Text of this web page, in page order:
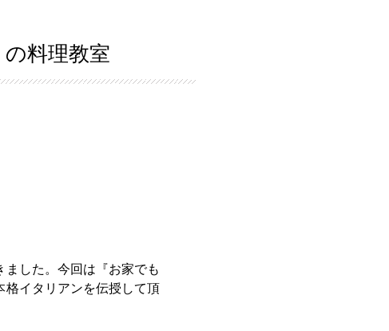
料理教室
した。今回は『お家でも
イタリアンを伝授して頂